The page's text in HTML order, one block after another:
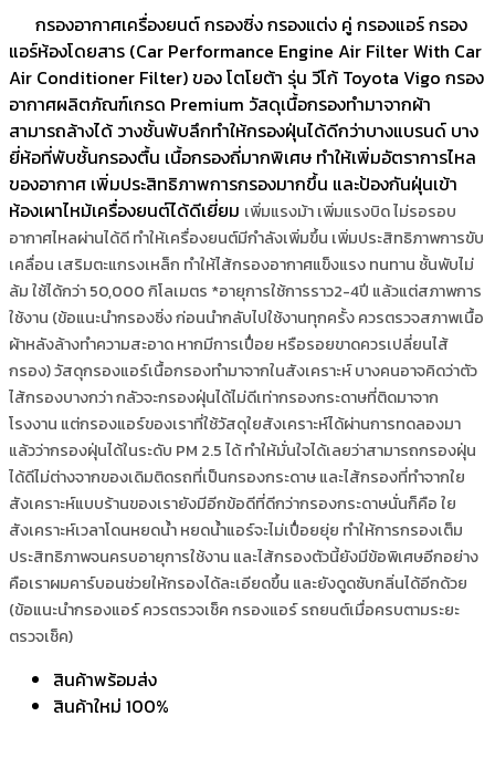
กรองอากาศเครื่องยนต์ กรองซิ่ง กรองแต่ง คู่ กรองแอร์ กรอง
แอร์ห้องโดยสาร (Car Performance Engine Air Filter With Car
Air Conditioner Filter) ของ โตโยต้า รุ่น วีโก้ Toyota Vigo กรอง
อากาศผลิตภัณฑ์เกรด Premium วัสดุเนื้อกรองทำมาจากผ้า
สามารถล้างได้ วางชั้นพับลึกทำให้กรองฝุ่นได้ดีกว่าบางแบรนด์ บาง
ยี่ห้อที่พับชั้นกรองตื้น เนื้อกรองถี่มากพิเศษ ทำให้เพิ่มอัตราการไหล
ของอากาศ เพิ่มประสิทธิภาพการกรองมากขึ้น และป้องกันฝุ่นเข้า
ห้องเผาไหม้เครื่องยนต์ได้ดีเยี่ยม เพิ่มแรงม้า เพิ่มแรงบิด ไม่รอรอบ
อากาศไหลผ่านได้ดี ทำให้เครื่องยนต์มีกำลังเพิ่มขึ้น เพิ่มประสิทธิภาพการขับ
เคลื่อน เสริมตะแกรงเหล็ก ทำให้ไส้กรองอากาศแข็งแรง ทนทาน ชั้นพับไม่
ล้มใช้ได้กว่า 50,000 กิโลเมตร *อายุการใช้การราว2-4ปี แล้วแต่สภาพการ
ใช้งาน (ข้อแนะนำกรองซิ่ง ก่อนนำกลับไปใช้งานทุกครั้ง ควรตรวจสภาพเนื้อ
ผ้าหลังล้างทำความสะอาด หากมีการเปื่อย หรือรอยขาดควรเปลี่ยนไส้
กรอง) วัสดุกรองแอร์เนื้อกรองทำมาจากในสังเคราะห์ บางคนอาจคิดว่าตัว
ไส้กรองบางกว่า กลัวจะกรองฝุ่นได้ไม่ดีเท่ากรองกระดาษที่ติดมาจาก
โรงงาน แต่กรองแอร์ของเราที่ใช้วัสดุใยสังเคราะห์ได้ผ่านการทดลองมา
แล้วว่ากรองฝุ่นได้ในระดับ PM 2.5 ได้ ทำให้มั่นใจได้เลยว่าสามารถกรองฝุ่น
ได้ดีไม่ต่างจากของเดิมติดรถที่เป็นกรองกระดาษ และไส้กรองที่ทำจากใย
สังเคราะห์แบบร้านของเรายังมีอีกข้อดีที่ดีกว่ากรองกระดาษนั่นก็คือ ใย
สังเคราะห์เวลาโดนหยดน้ำ หยดน้ำแอร์จะไม่เปื่อยยุ่ย ทำให้การกรองเต็ม
ประสิทธิภาพจนครบอายุการใช้งาน และไส้กรองตัวนี้ยังมีข้อพิเศษอีกอย่าง
คือเราผมคาร์บอนช่วยให้กรองได้ละเอียดขึ้น และยังดูดซับกลิ่นได้อีกด้วย
(ข้อแนะนำกรองแอร์ ควรตรวจเช็ค กรองแอร์ รถยนต์เมื่อครบตามระยะ
ตรวจเช็ค)
สินค้าพร้อมส่ง
สินค้าใหม่ 100%